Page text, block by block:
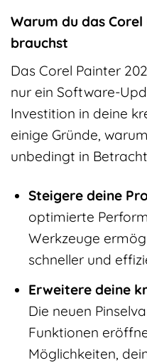
Warum du das
brauchst
Das Corel Painter
nur ein Software-
Investition in deine
einige Gründe,
unbedingt in
Steigere deine
optimierte
Werkzeuge
schneller und
Erweitere deine
Die neuen
Funktionen
Möglichkeiten,